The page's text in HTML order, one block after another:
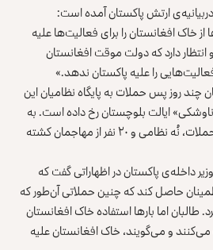
ارتش پاکستان آمده است:
خاک افغانستان را برای فعالیت‌ها علیه
دارد که دولت موقت افغانستان
را علیه پاکستان ندهد.»
چند روز پس حملات به پایگاه نظامیان این
ایالت بلوچستان رخ داده است. به
گفته‌ی ارتش پاکستان در این حملات، نُه نظامی و ۲۰ نفر از مهاجمان کشته
داخله‌ی پاکستان در اظهاراتی گفت که
حاصل کند که چنین حملاتی آن‌طور که
اما بارها استفاده خاک افغانستان
و می‌گویند، خاک افغانستان علیه